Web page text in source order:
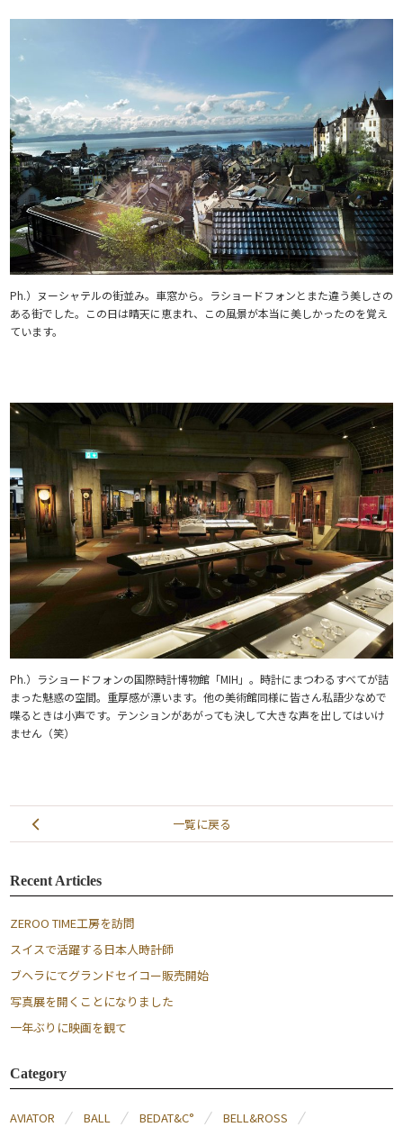
Ph.）ヌーシャテルの街並み。車窓から。ラショードフォンとまた違う美しさの
ある街でした。この日は晴天に恵まれ、この風景が本当に美しかったのを覚え
ています。
Ph.）ラショードフォンの国際時計博物館「MIH」。時計にまつわるすべてが詰
まった魅惑の空間。重厚感が漂います。他の美術館同様に皆さん私語少なめで
喋るときは小声です。テンションがあがっても決して大きな声を出してはいけ
ません（笑）
一覧に戻る
Recent Articles
ZEROO TIME工房を訪問
スイスで活躍する日本人時計師
ブヘラにてグランドセイコー販売開始
写真展を開くことになりました
一年ぶりに映画を観て
Category
AVIATOR BALL BEDAT&C°
BELL&ROSS